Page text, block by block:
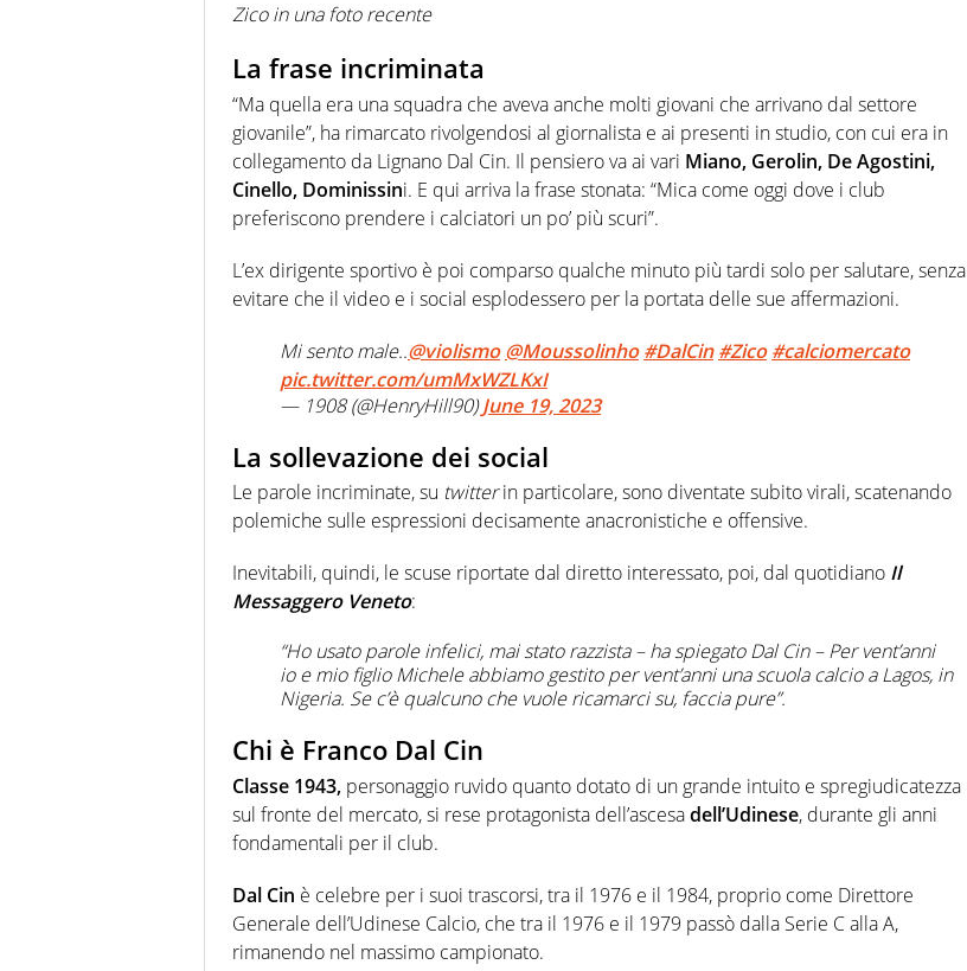
Zico in una foto recente
La frase incriminata
“Ma quella era una squadra che aveva anche molti giovani che arrivano dal settore
giovanile”, ha rimarcato rivolgendosi al giornalista e ai presenti in studio, con cui era in
collegamento da Lignano Dal Cin. Il pensiero va ai vari Miano, Gerolin, De Agostini,
Cinello, Dominissini. E qui arriva la frase stonata: “Mica come oggi dove i club
preferiscono prendere i calciatori un po’ più scuri”.
L’ex dirigente sportivo è poi comparso qualche minuto più tardi solo per salutare, senza
evitare che il video e i social esplodessero per la portata delle sue affermazioni.
Mi sento male..@violismo @Moussolinho #DalCin #Zico #calciomercato
pic.twitter.com/umMxWZLKxI
— 1908 (@HenryHill90)June 19, 2023
La sollevazione dei social
Le parole incriminate, su twitterin particolare, sono diventate subito virali, scatenando
polemiche sulle espressioni decisamente anacronistiche e offensive.
Inevitabili, quindi, le scuse riportate dal diretto interessato, poi, dal quotidiano Il
Messaggero Veneto:
“Ho usato parole infelici, mai stato razzista – ha spiegato Dal Cin – Per vent’anni
io e mio figlio Michele abbiamo gestito per vent’anni una scuola calcio a Lagos, in
Nigeria. Se c’è qualcuno che vuole ricamarci su, faccia pure”.
Chi è Franco Dal Cin
Classe 1943, personaggio ruvido quanto dotato di un grande intuito e spregiudicatezza
sul fronte del mercato, si rese protagonista dell’ascesadell’Udinese, durante gli anni
fondamentali per il club.
Dal Cin è celebre per i suoi trascorsi, tra il 1976 e il 1984, proprio come Direttore
Generale dell’Udinese Calcio, che tra il 1976 e il 1979 passò dalla Serie C alla A,
rimanendo nel massimo campionato.